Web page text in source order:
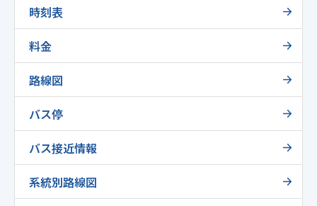
時刻表
料金
路線図
バス停
バス接近情報
系統別路線図